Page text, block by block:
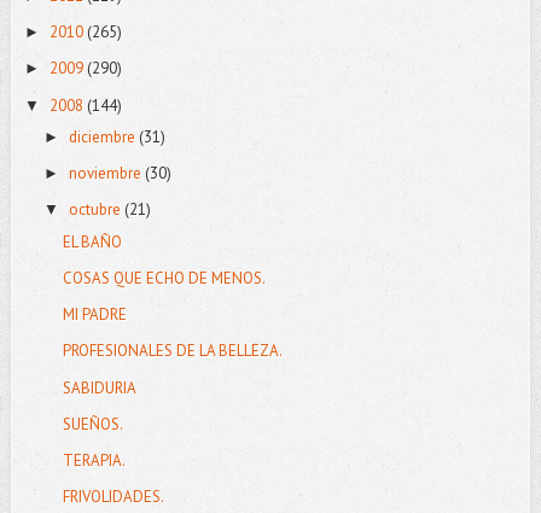
► 2010(265)
► 2009(290)
▼ 2008 (144)
► diciembre (31)
► noviembre (30)
▼ octubre (21)
EL BAÑO
COSAS QUE ECHO DE MENOS.
MI PADRE
PROFESIONALES DE LA BELLEZA.
SABIDURIA
SUEÑOS.
TERAPIA.
FRIVOLIDADES.